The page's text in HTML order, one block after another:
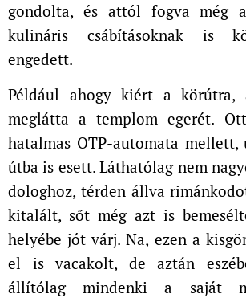
gondolta, és attól fogva még a
kulináris csábításoknak is
engedett.
Például ahogy kiért a körútra,
meglátta a templom egerét.
hatalmas OTP-automata mellett,
útba is esett. Láthatólag nem
dologhoz, térden állva
kitalált, sőt még azt is
helyébe jót várj. Na, ezen a
el is vacakolt, de aztán
állítólag mindenki a saját